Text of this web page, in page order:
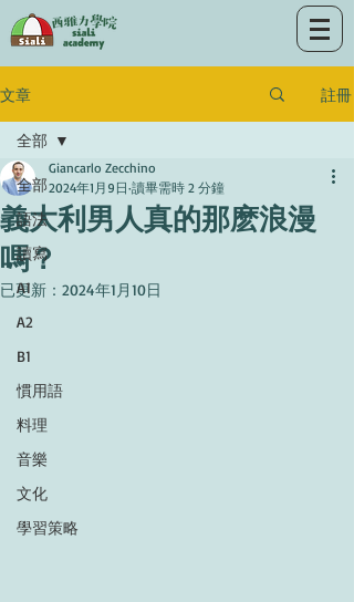
文章 註冊
全部
語法
讀寫
A1
A2
B1
慣用語
料理
音樂
文化
學習策略
全部
義大利男人真的那麽浪漫
嗎？
Giancarlo Zecchino
2024年1月9日 讀畢需時 2 分鐘
已更新： 2024年1月10日